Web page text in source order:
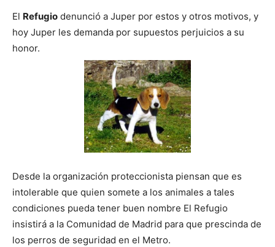
–
Razas
de
Perros
El Refugio denunció a Juper por estos y otros motivos, y
hoy Juper les demanda por supuestos perjuicios a su
honor.
Desde la organización proteccionista piensan que es
intolerable que quien somete a los animales a tales
condiciones pueda tener buen nombre El Refugio
insistirá a la Comunidad de Madrid para que prescinda de
los perros de seguridad en el Metro.